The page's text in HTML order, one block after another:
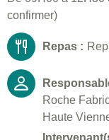
confirmer)
Repas :
Roche
Haute